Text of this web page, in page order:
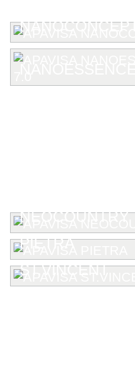
NEOCOUNTRY
PIETRA
ST.VINCENT